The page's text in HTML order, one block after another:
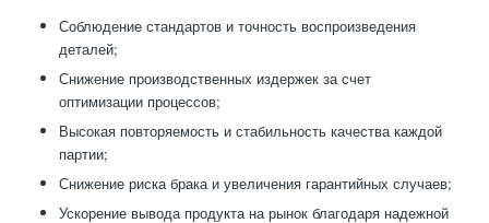
Соблюдение стандартов и точность воспроизведения
деталей;
Снижение производственных издержек за счет
оптимизации процессов;
Высокая повторяемость и стабильность качества каждой
партии;
Снижение риска брака и увеличения гарантийных случаев;
Ускорение вывода продукта на рынок благодаря надежной